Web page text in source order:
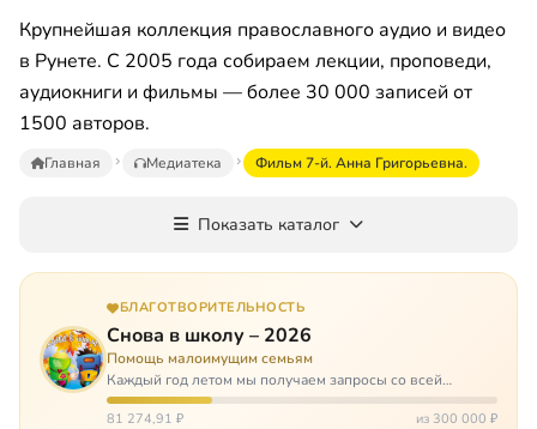
Крупнейшая коллекция православного аудио и видео
в Рунете. С 2005 года собираем лекции, проповеди,
аудиокниги и фильмы — более 30 000 записей от
1500 авторов.
Главная Медиатека Фильм 7-й. Анна Григорьевна.
Показать каталог
БЛАГОТВОРИТЕЛЬНОСТЬ
Снова в школу – 2026
Помощь малоимущим семьям
Каждый год летом мы получаем запросы со всей
России: помогите собраться в школу. Семьи с больными
детьми или родителями, семьи без пап или мам,
81 274,91 ₽ из 300 000 ₽